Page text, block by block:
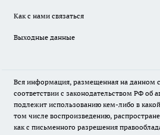
Как с нами связаться
Выходные данные
Вся информация, размещенная на данном
соответствии с законодательством РФ об
подлежит использованию кем-либо в
том числе воспроизведению,
как с письменного разрешения